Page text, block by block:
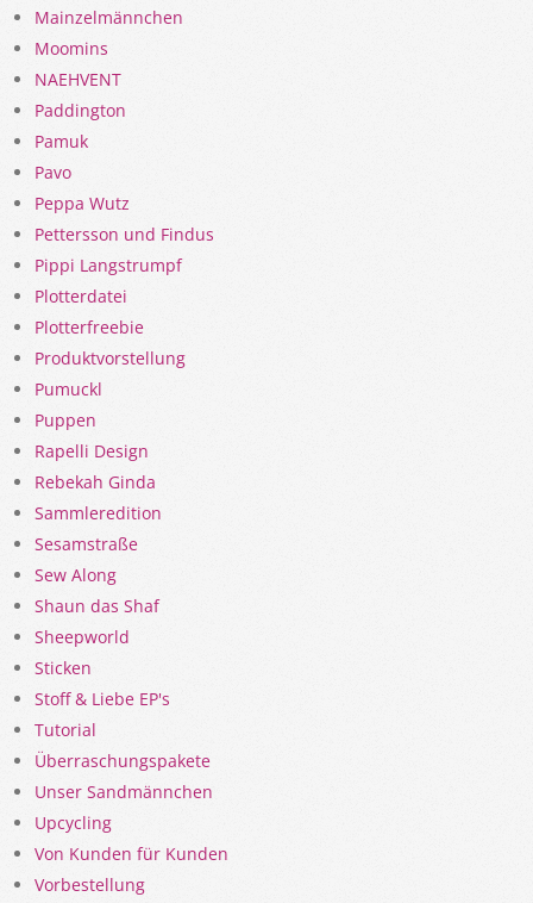
Mainzelmännchen
Moomins
NAEHVENT
Paddington
Pamuk
Pavo
Peppa Wutz
Pettersson und Findus
Pippi Langstrumpf
Plotterdatei
Plotterfreebie
Produktvorstellung
Pumuckl
Puppen
Rapelli Design
Rebekah Ginda
Sammleredition
Sesamstraße
Sew Along
Shaun das Shaf
Sheepworld
Sticken
Stoff & Liebe EP's
Tutorial
Überraschungspakete
Unser Sandmännchen
Upcycling
Von Kunden für Kunden
Vorbestellung